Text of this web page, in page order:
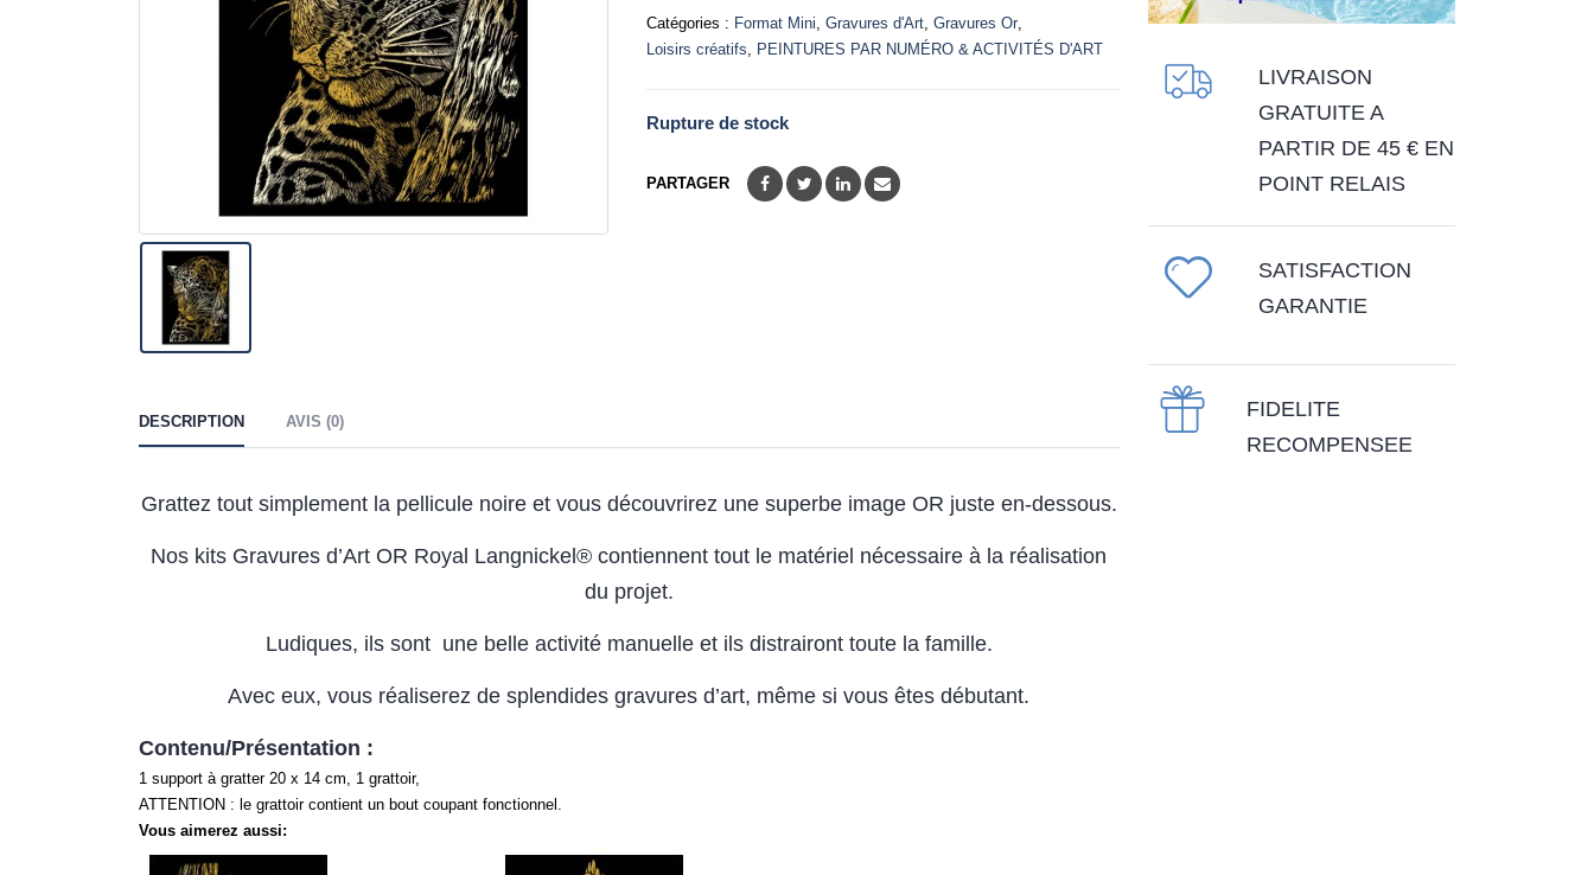
Catégories : Format Mini,Gravures d'Art,Gravures Or,
Loisirs créatifs, PEINTURES PAR NUMÉRO & ACTIVITÉS D'ART
Rupture de stock
PARTAGER
DESCRIPTION AVIS (0)
Grattez tout simplement la pellicule noire et vous découvrirez une superbe image OR juste en-dessous.
Nos kits Gravures d’Art OR Royal Langnickel® contiennent tout le matériel nécessaire à la réalisation
du projet.
Ludiques, ils sont une belle activité manuelle et ils distrairont toute la famille.
Avec eux, vous réaliserez de splendides gravures d’art, même si vous êtes débutant.
Contenu/Présentation :
1 support à gratter 20 x 14 cm, 1 grattoir,
ATTENTION : le grattoir contient un bout coupant fonctionnel.
Vous aimerez aussi:
LIVRAISON
GRATUITE A
PARTIR DE 45 € EN
POINT RELAIS
SATISFACTION
GARANTIE
FIDELITE
RECOMPENSEE